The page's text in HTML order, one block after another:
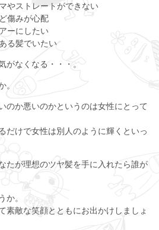
やストレートができない
傷みが心配
ーにしたい
る髪でいたい
がなくなる・・・。
。
のか悪いのかというのは女性にとって
だけで女性は別人のように輝くといっ
たが理想のツヤ髪を手に入れたら誰が
か。
素敵な笑顔とともにお出かけしましょ